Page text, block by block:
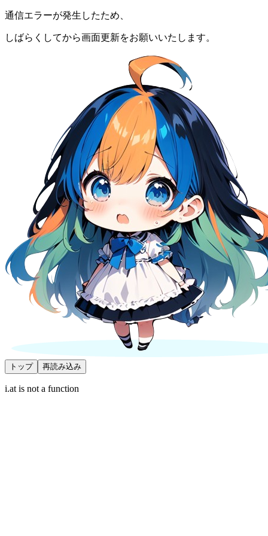
通信エラーが発生したため、
しばらくしてから画面更新をお願いいたします。
トップ 再読み込み
i.at is not a function